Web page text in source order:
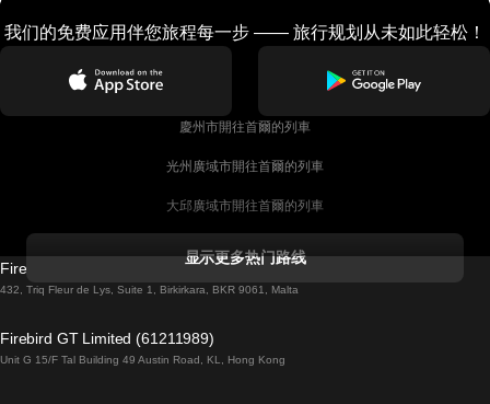
我们的免费应用伴您旅程每一步 —— 旅行规划从未如此轻松！
慶州市開往首爾的列車
光州廣域市開往首爾的列車
大邱廣域市開往首爾的列車
都柏林開往戈尔韦的列車
羅馬開往拿坡里的列車
显示更多热门路线
Firebird GT Limited (OC 1451)
432, Triq Fleur de Lys, Suite 1, Birkirkara, BKR 9061, Malta
Firebird GT Limited (61211989)
Unit G 15/F Tal Building 49 Austin Road, KL, Hong Kong